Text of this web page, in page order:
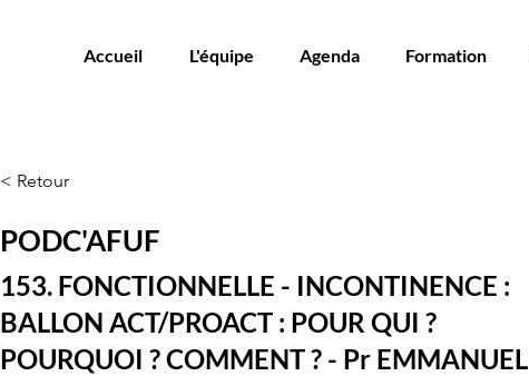
Accueil L'équipe Agenda Formation
< Retour
PODC'AFUF
153. FONCTIONNELLE - INCONTINENCE :
BALLON ACT/PROACT : POUR QUI ?
POURQUOI ? COMMENT ? - Pr EMMANUEL